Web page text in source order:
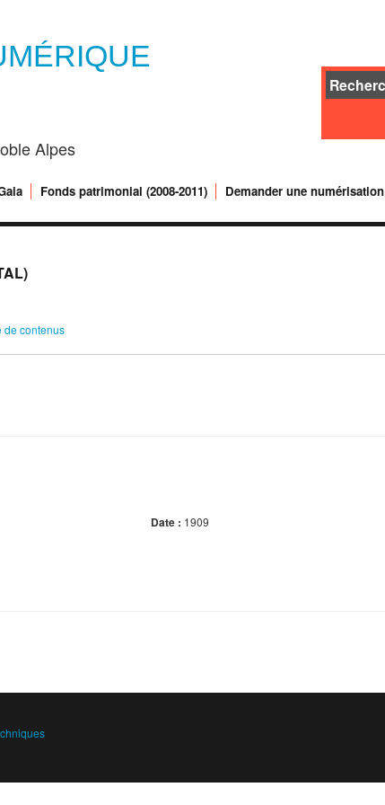
Alpes
Fonds patrimonial (2008-2011) Demander une numérisation
de contenus
Date : 1909